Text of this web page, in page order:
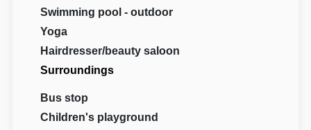
Swimming pool - outdoor
Yoga
Hairdresser/beauty saloon
Surroundings
Bus stop
Children's playground